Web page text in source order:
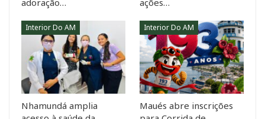
adoração…
ações…
Interior Do AM
Nhamundá amplia
Interior Do AM
Maués abre inscrições